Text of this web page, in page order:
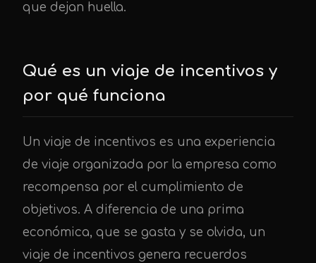
que dejan huella.
Qué es un viaje de incentivos y
por qué funciona
Un viaje de incentivos es una experiencia
de viaje organizada por la empresa como
recompensa por el cumplimiento de
objetivos. A diferencia de una prima
económica, que se gasta y se olvida, un
viaje de incentivos genera recuerdos